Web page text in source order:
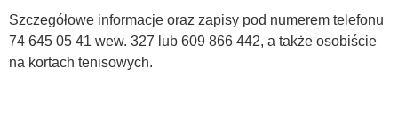
Szczegółowe informacje oraz zapisy pod numerem telefonu
74 645 05 41 wew. 327 lub 609 866 442, a także osobiście
na kortach tenisowych.